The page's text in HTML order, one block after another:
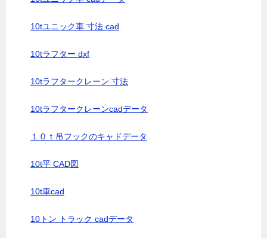
10tユニック車 寸法 cad
10tラフター dxf
10tラフタークレーン 寸法
10tラフタークレーンcadデータ
１０ｔ吊フックのキャドデータ
10t平 CAD図
10t車cad
10トン トラック cadデータ